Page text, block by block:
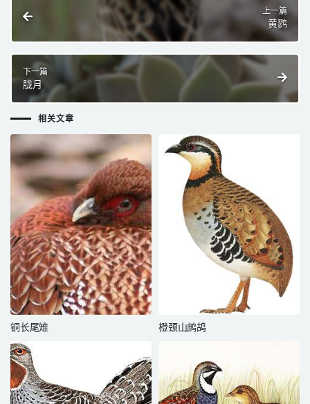
上一篇
黄鹨
下一篇
胧月
相关文章
铜长尾雉 橙颈山鹧鸪